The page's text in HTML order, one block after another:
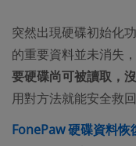
突然出現硬碟初始化
的重要資料並未消失
要硬碟尚可被讀取，
用對方法就能安全救
FonePaw 硬碟資料恢